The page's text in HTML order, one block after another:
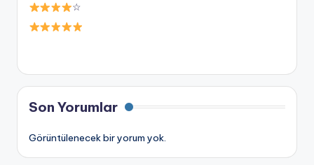
☆
Son Yorumlar
Görüntülenecek bir yorum yok.